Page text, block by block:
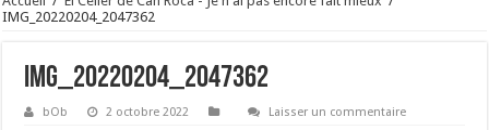
IMG_20220204_2047362
IMG_20220204_2047362
bOb 2 octobre 2022 Laisser un commentaire